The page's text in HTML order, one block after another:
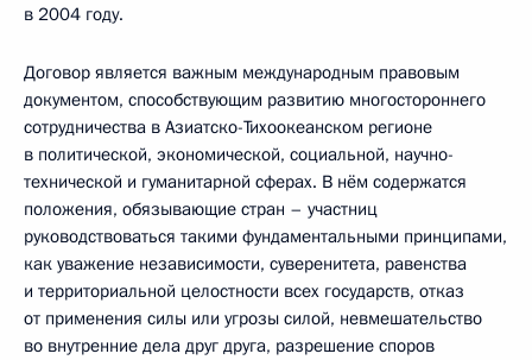
в 2004 году.
Договор является важным международным правовым
документом, способствующим развитию многостороннего
сотрудничества в Азиатско-Тихоокеанском регионе
в политической, экономической, социальной, научно-
технической и гуманитарной сферах. В нём содержатся
положения, обязывающие стран – участниц
руководствоваться такими фундаментальными принципами,
как уважение независимости, суверенитета, равенства
и территориальной целостности всех государств, отказ
от применения силы или угрозы силой, невмешательство
во внутренние дела друг друга, разрешение споров